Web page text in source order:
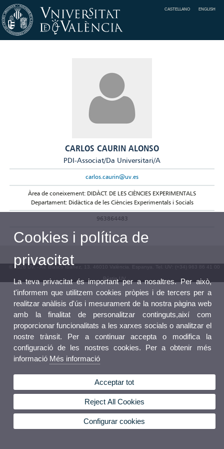
CASTELLANO ENGLISH
CARLOS CAURIN ALONSO
PDI-Associat/Da Universitari/A
carlos.caurin@uv.es
Àrea de coneixement: DIDÀCT. DE LES CIÈNCIES EXPERIMENTALS
Departament: Didàctica de les Ciències Experimentals i Socials
963864483
© 2026 UV. - Av. Blasco Ibáñez, 13. 46010 València. Espanya. Tel. UV: (+34) 963 86 41 00
Bústia UV
Cookies i política de
privacitat
La teva privacitat és important per a nosaltres. Per això,
t'informem que utilitzem cookies pròpies i de tercers per a
realitzar anàlisis d'ús i mesurament de la nostra pàgina web
amb la finalitat de personalitzar continguts,així com
proporcionar funcionalitats a les xarxes socials o analitzar el
nostre trànsit. Per a continuar accepta o modifica la
configuració de les nostres cookies. Per a obtenir més
informació Més informació
Acceptar tot
Reject All Cookies
Configurar cookies